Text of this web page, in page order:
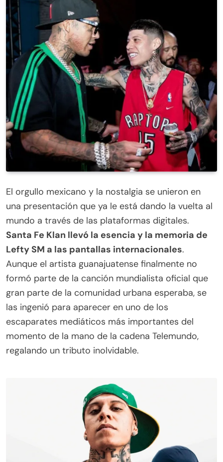
cierre de votación
El orgullo mexicano y la nostalgia se unieron en
una presentación que ya le está dando la vuelta al
mundo a través de las plataformas digitales.
Santa Fe Klan llevó la esencia y la memoria de
Lefty SM a las pantallas internacionales.
Aunque el artista guanajuatense finalmente no
formó parte de la canción mundialista oficial que
gran parte de la comunidad urbana esperaba, se
las ingenió para aparecer en uno de los
escaparates mediáticos más importantes del
momento de la mano de la cadena Telemundo,
regalando un tributo inolvidable.